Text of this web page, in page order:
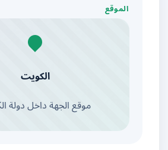
الموقع
الكويت
موقع الجهة داخل دولة الكويت